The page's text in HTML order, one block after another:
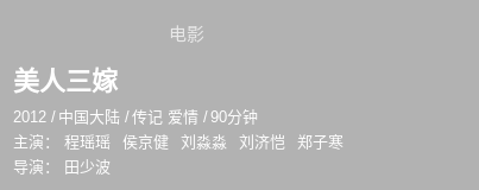
电影
美人三嫁
2012 / 中国大陆 /传记 爱情 /90分钟
主演：
程瑶瑶 侯京健 刘淼淼 刘济恺
郑子寒
导演：
田少波